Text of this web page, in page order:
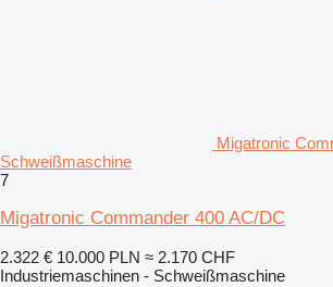
Migatronic
Schweißmaschine
7
Migatronic Commander 400 AC/DC
2.322 € 10.000 PLN ≈ 2.170 CHF
Industriemaschinen - Schweißmaschine